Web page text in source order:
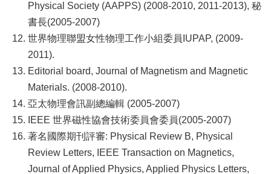
Physical Society (AAPPS) (2008-2010, 2011-2013), 秘
書長(2005-2007)
世界物理聯盟女性物理工作小組委員IUPAP, (2009-
2011).
Editorial board, Journal of Magnetism and Magnetic
Materials. (2008-2010).
亞太物理會訊副總編輯 (2005-2007)
IEEE 世界磁性協會技術委員會委員(2005-2007)
著名國際期刊評審: Physical Review B, Physical
Review Letters, IEEE Transaction on Magnetics,
Journal of Applied Physics, Applied Physics Letters,